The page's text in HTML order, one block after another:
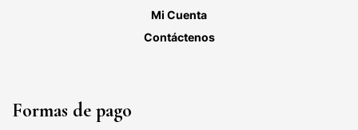
Mi Cuenta
Contáctenos
Formas de pago